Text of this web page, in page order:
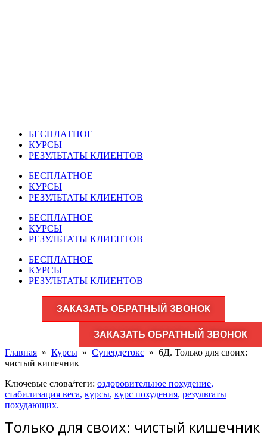
БЕСПЛАТНОЕ
КУРСЫ
РЕЗУЛЬТАТЫ КЛИЕНТОВ
БЕСПЛАТНОЕ
КУРСЫ
РЕЗУЛЬТАТЫ КЛИЕНТОВ
БЕСПЛАТНОЕ
КУРСЫ
РЕЗУЛЬТАТЫ КЛИЕНТОВ
БЕСПЛАТНОЕ
КУРСЫ
РЕЗУЛЬТАТЫ КЛИЕНТОВ
ЗАКАЗАТЬ ОБРАТНЫЙ ЗВОНОК
ЗАКАЗАТЬ ОБРАТНЫЙ ЗВОНОК
Главная » Курсы » Супердетокс » 6Д. Только для своих:
чистый кишечник
Ключевые слова/теги: оздоровительное похудение,
стабилизация веса, курсы, курс похудения, результаты
похудающих.
Только для своих: чистый кишечник